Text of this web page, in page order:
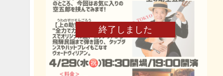
終了しました